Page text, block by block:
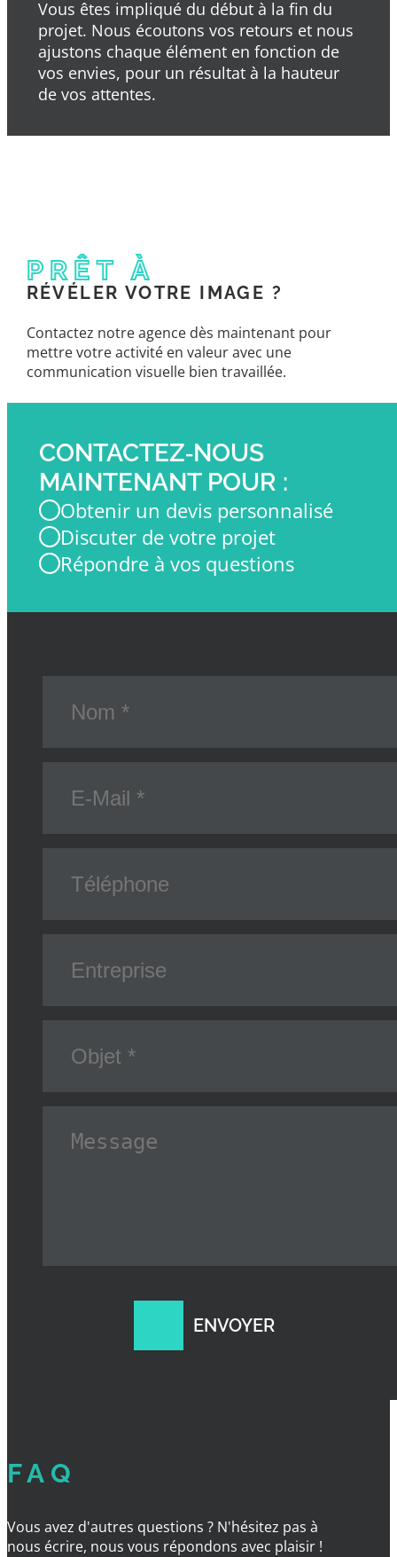
Vous êtes impliqué du début à la fin du
projet. Nous écoutons vos retours et nous
ajustons chaque élément en fonction de
vos envies, pour un résultat à la hauteur
de vos attentes.
PRÊT À
RÉVÉLER VOTRE IMAGE ?
Contactez notre agence dès maintenant pour
mettre votre activité en valeur avec une
communication visuelle bien travaillée.
CONTACTEZ‑NOUS
MAINTENANT POUR :
Obtenir un devis personnalisé
Discuter de votre projet
Répondre à vos questions
FAQ
Vous avez d'autres questions ? N'hésitez pas à
nous écrire, nous vous répondons avec plaisir !